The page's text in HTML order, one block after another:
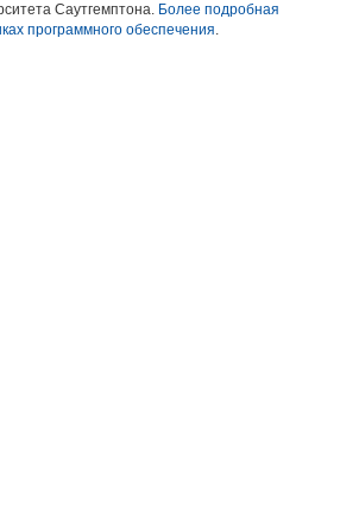
Саутгемптона. Более подробная
программного обеспечения.